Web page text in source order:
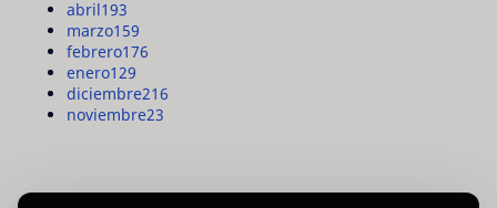
abril193
marzo159
febrero176
enero129
diciembre216
noviembre23